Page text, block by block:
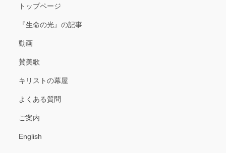
トップページ
『生命の光』の記事
動画
賛美歌
キリストの幕屋
よくある質問
ご案内
English